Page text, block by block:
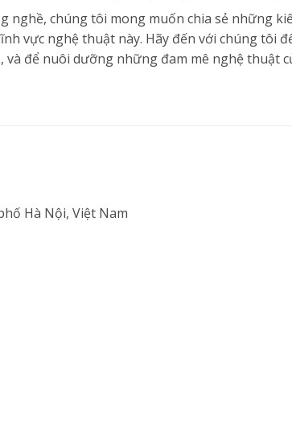
nghề, chúng tôi mong muốn chia sẻ những
vực nghệ thuật này. Hãy đến với chúng tôi
để nuôi dưỡng những đam mê nghệ thuật
Hà Nội, Việt Nam